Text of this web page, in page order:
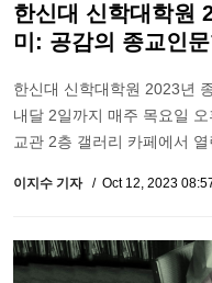
한신대 신학대학원
미: 공감의 종교인
한신대 신학대학원 2023년
내달 2일까지 매주 목요일
교관 2층 갤러리 카페에서 열
이지수 기자 Oct 12, 2023